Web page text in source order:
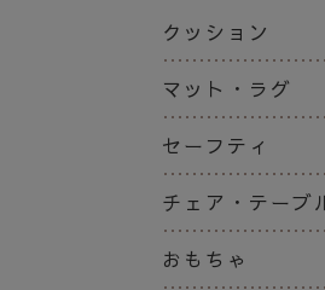
クッション
マット・ラグ
セーフティ
チェア・テーブ
おもちゃ